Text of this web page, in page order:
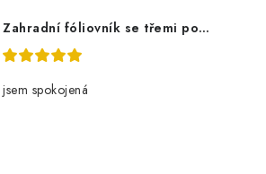
Zahradní fóliovník se třemi policemi
jsem spokojená